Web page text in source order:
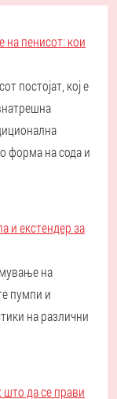
на пенисот: кои
постојат, кој е
форма на сода и
и екстендер за
на
пумпи и
на различни
што да се прави